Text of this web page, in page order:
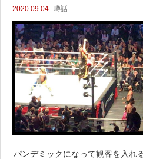
2020.09.04 噂話
パンデミックになって観客を入れ